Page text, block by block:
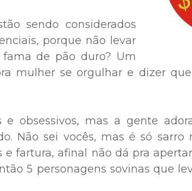
sendo considerados
porque não levar
de pão duro? Um
mulher se orgulhar e dizer
e obsessivos, mas a gente
Não sei vocês, mas é só sarro
e fartura, afinal não dá pra
5 personagens sovinas que